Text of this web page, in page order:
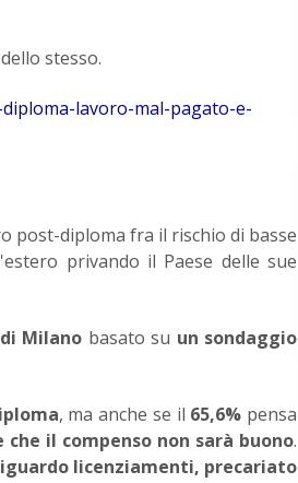
stesso.
lavoro-mal-pagato-e-
post-diploma fra il rischio di basse
privando il Paese delle sue
Milano basato su un sondaggio
, ma anche se il 65,6% pensa
che il compenso non sarà buono.
licenziamenti, precariato